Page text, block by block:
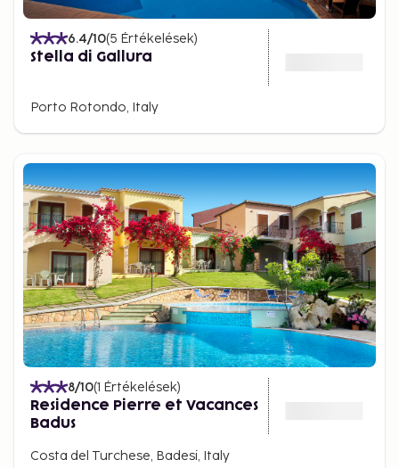
6.4/10(5 Értékelések)
Stella di Gallura
Porto Rotondo, Italy
8/10(1 Értékelések)
Residence Pierre et Vacances
Badus
Costa del Turchese, Badesi, Italy